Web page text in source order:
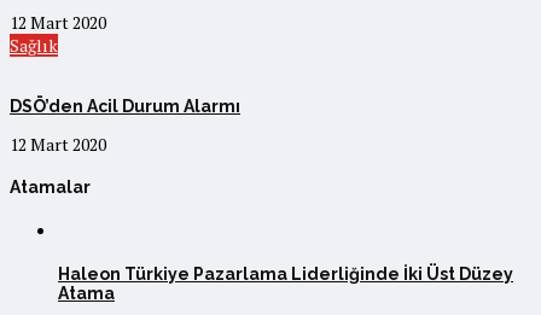
12 Mart 2020
Sağlık
DSÖ’den Acil Durum Alarmı
12 Mart 2020
Atamalar
Haleon Türkiye Pazarlama Liderliğinde İki Üst Düzey
Atama